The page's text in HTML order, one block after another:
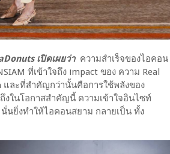
เปิดเผยว่าความสำเร็จของไอคอน
ที่เข้าใจถึง impact ของ ความ Real
และที่สำคัญกว่านั้นคือการใช้พลังของ
งในโอกาสสำคัญนี้ ความเข้าใจอินไซท์
นยิ่งทำให้ไอคอนสยาม กลายเป็น ทั้ง